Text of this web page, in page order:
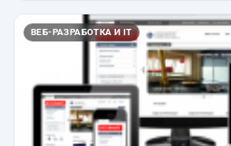
ВЕБ-РАЗРАБОТКА И IT